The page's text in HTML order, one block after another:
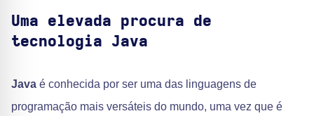
Uma elevada procura de
tecnologia Java
Java é conhecida por ser uma das linguagens de
programação mais versáteis do mundo, uma vez que é